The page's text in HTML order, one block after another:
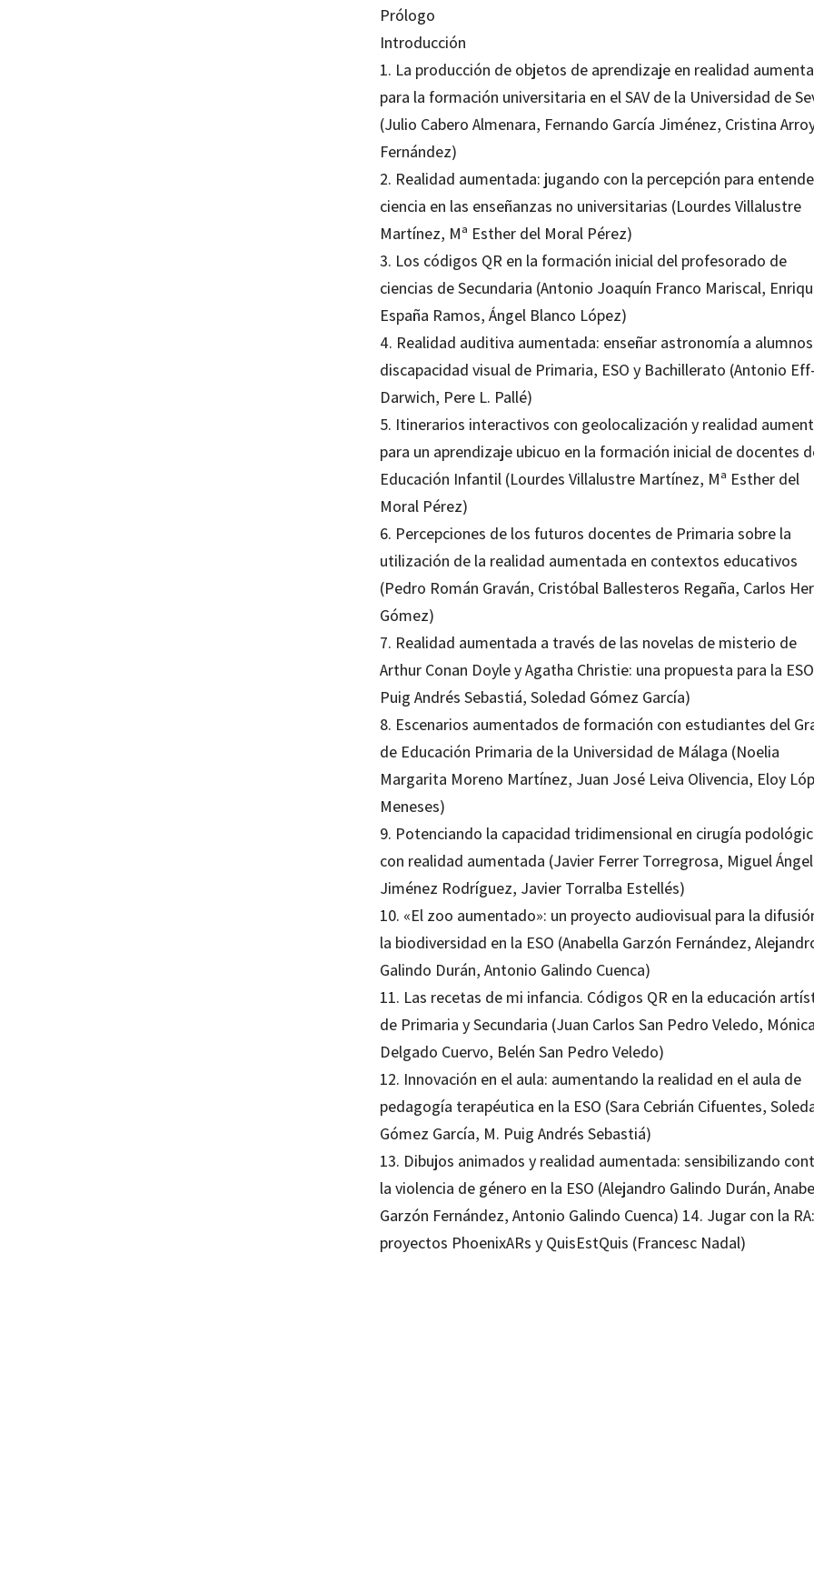
Prólogo
Introducción
1. La producción de objetos de aprendizaje en realidad
para la formación universitaria en el SAV de la Universidad de
(Julio Cabero Almenara, Fernando García Jiménez, Cristina
Fernández)
2. Realidad aumentada: jugando con la percepción para
ciencia en las enseñanzas no universitarias (Lourdes Villalustre
Martínez, Mª Esther del Moral Pérez)
3. Los códigos QR en la formación inicial del profesorado de
ciencias de Secundaria (Antonio Joaquín Franco Mariscal,
España Ramos, Ángel Blanco López)
4. Realidad auditiva aumentada: enseñar astronomía a
discapacidad visual de Primaria, ESO y Bachillerato (Antonio Eff-
Darwich, Pere L. Pallé)
5. Itinerarios interactivos con geolocalización y realidad
para un aprendizaje ubicuo en la formación inicial de docentes
Educación Infantil (Lourdes Villalustre Martínez, Mª Esther del
Moral Pérez)
6. Percepciones de los futuros docentes de Primaria sobre la
utilización de la realidad aumentada en contextos educativos
(Pedro Román Graván, Cristóbal Ballesteros Regaña, Carlos
Gómez)
7. Realidad aumentada a través de las novelas de misterio de
Arthur Conan Doyle y Agatha Christie: una propuesta para la
Puig Andrés Sebastiá, Soledad Gómez García)
8. Escenarios aumentados de formación con estudiantes del
de Educación Primaria de la Universidad de Málaga (Noelia
Margarita Moreno Martínez, Juan José Leiva Olivencia, Eloy
Meneses)
9. Potenciando la capacidad tridimensional en cirugía
con realidad aumentada (Javier Ferrer Torregrosa, Miguel Ángel
Jiménez Rodríguez, Javier Torralba Estellés)
10. «El zoo aumentado»: un proyecto audiovisual para la
la biodiversidad en la ESO (Anabella Garzón Fernández,
Galindo Durán, Antonio Galindo Cuenca)
11. Las recetas de mi infancia. Códigos QR en la educación
de Primaria y Secundaria (Juan Carlos San Pedro Veledo, Mónica
Delgado Cuervo, Belén San Pedro Veledo)
12. Innovación en el aula: aumentando la realidad en el aula de
pedagogía terapéutica en la ESO (Sara Cebrián Cifuentes,
Gómez García, M. Puig Andrés Sebastiá)
13. Dibujos animados y realidad aumentada: sensibilizando
la violencia de género en la ESO (Alejandro Galindo Durán,
Garzón Fernández, Antonio Galindo Cuenca) 14. Jugar con la RA:
proyectos PhoenixARs y QuisEstQuis (Francesc Nadal)